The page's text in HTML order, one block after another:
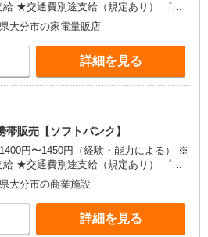
★交通費別途支給（規定あり） ゜
。・゜+゜・。○。・゜+゜ 入社祝い金10
介頂くと, インセンテ
い・週払い可能（規程
。○。・゜+゜・。○。・゜+゜
大分市の家電量販店
詳細を見る
帯販売【ソフトバンク】
円〜1450円（経験・能力による） ※
★交通費別途支給（規定あり） ゜
。・゜+゜・。○。・゜+゜ 入社祝い金10
介頂くと, インセンテ
い・週払い可能（規程
。○。・゜+゜・。○。・゜+゜
大分市の商業施設
詳細を見る